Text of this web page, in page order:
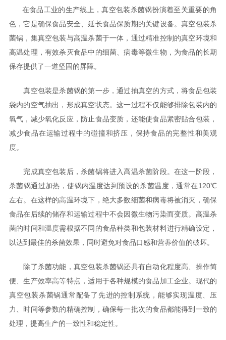
在食品工业的生产线上，真空包装杀菌锅扮演着至关重要的角
色，它是确保食品安全、延长食品保质期的关键设备。真空包装杀
菌锅，集真空包装与高温杀菌于一体，通过精准控制的真空环境和
高温处理，有效杀灭食品中的细菌、病毒等微生物，为食品的长期
保存提供了一道坚固的屏障。
真空包装是杀菌锅的第一步，通过抽真空的方式，将食品包装
袋内的空气抽出，形成真空状态。这一过程不仅能够排除包装内的
氧气，减少氧化反应，防止食品变质，还能使食品紧密贴合包装，
减少食品在运输过程中的碰撞和挤压，保持食品的完整性和美观
度。
完成真空包装后，杀菌锅将进入高温杀菌阶段。在这一阶段，
杀菌锅通过加热，使锅内温度达到预设的杀菌温度，通常在120℃
左右。在这样的高温环境下，绝大多数细菌和病毒将被消灭，确保
食品在后续的储存和运输过程中不会因微生物污染而变质。高温杀
菌的时间和温度需根据不同的食品种类和包装材料进行精确设定，
以达到最佳的杀菌效果，同时避免对食品口感和营养价值的破坏。
除了杀菌功能，真空包装杀菌锅还具有自动化程度高、操作简
便、生产效率高等特点，适用于各种规模的食品加工企业。现代的
真空包装杀菌锅通常配备了先进的控制系统，能够实现温度、压
力、时间等参数的精确控制，确保每一批次的食品都能得到一致的
处理，提高生产的一致性和稳定性。